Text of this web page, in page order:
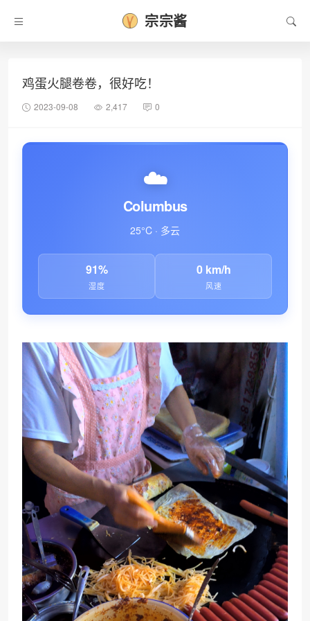
宗宗酱
鸡蛋火腿卷卷，很好吃！
2023-09-08 2,417 0
☁️
Columbus
25°C · 多云
91%
湿度
0 km/h
风速